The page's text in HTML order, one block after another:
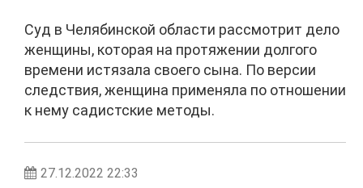
Суд в Челябинской области рассмотрит дело
женщины, которая на протяжении долгого
времени истязала своего сына. По версии
следствия, женщина применяла по отношении
к нему садистские методы.
27.12.2022 22:33